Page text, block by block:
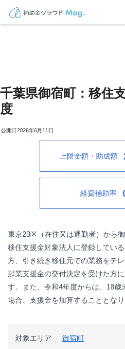
千葉県御宿町：移住
度
2026年6月11日
上限金額・助成額
経費補助率
東京23区（在住又は通勤者）から
移住支援金対象法人に登録してい
方、引き続き移住元での業務をテ
起業支援金の交付決定を受けた方
す。また、令和4年度からは、18歳
場合、支援金を加算することとなり
対象エリア 御宿町